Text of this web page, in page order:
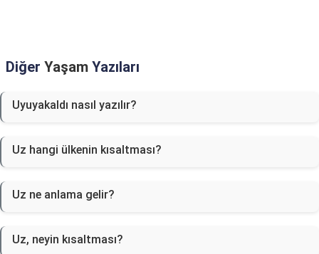
Diğer Yaşam Yazıları
Uyuyakaldı nasıl yazılır?
Uz hangi ülkenin kısaltması?
Uz ne anlama gelir?
Uz, neyin kısaltması?